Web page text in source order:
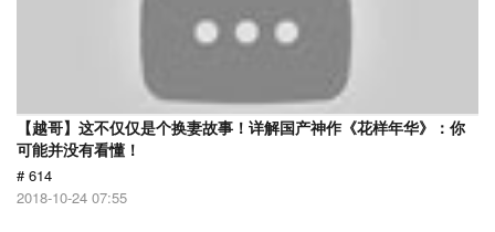
【越哥】这不仅仅是个换妻故事！详解国产神作《花样年华》：你
可能并没有看懂！
# 614
2018-10-24 07:55